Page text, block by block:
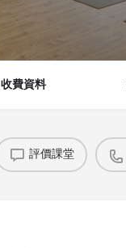
收費資料
評價課堂